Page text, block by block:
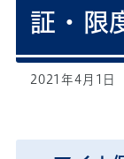
証・限
2021年4月1日